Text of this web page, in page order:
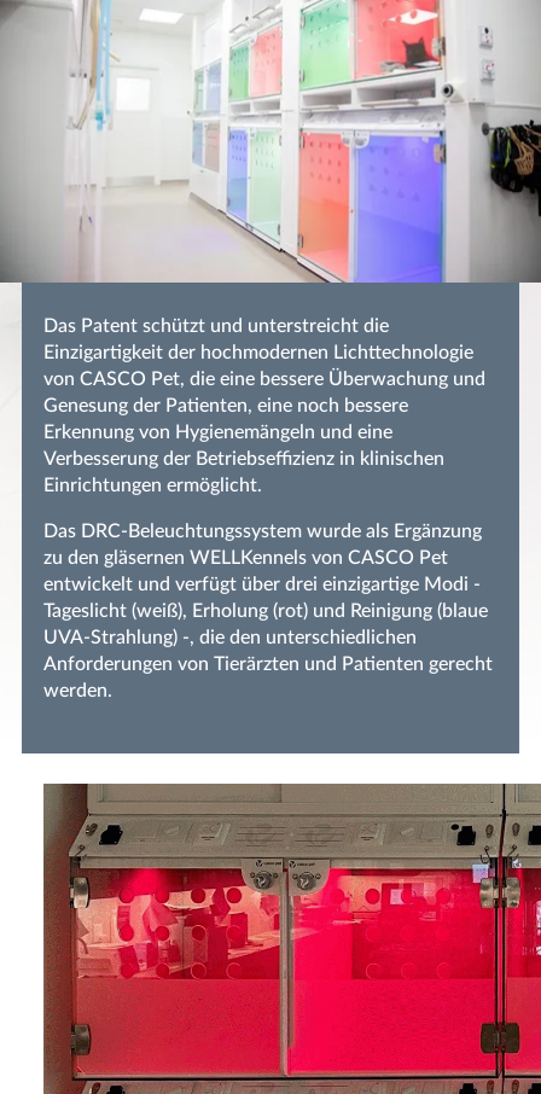
Das Patent schützt und unterstreicht die
Einzigartigkeit der hochmodernen Lichttechnologie
von CASCO Pet, die eine bessere Überwachung und
Genesung der Patienten, eine noch bessere
Erkennung von Hygienemängeln und eine
Verbesserung der Betriebseffizienz in klinischen
Einrichtungen ermöglicht.
Das DRC-Beleuchtungssystem wurde als Ergänzung
zu den gläsernen WELLKennels von CASCO Pet
entwickelt und verfügt über drei einzigartige Modi -
Tageslicht (weiß), Erholung (rot) und Reinigung (blaue
UVA-Strahlung) -, die den unterschiedlichen
Anforderungen von Tierärzten und Patienten gerecht
werden.